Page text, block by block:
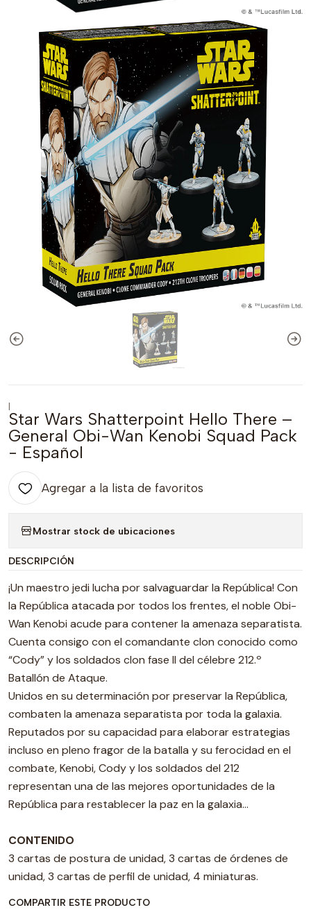
|
Star Wars Shatterpoint Hello There –
General Obi-Wan Kenobi Squad Pack
- Español
Agregar a la lista de favoritos
Mostrar stock de ubicaciones
DESCRIPCIÓN
¡Un maestro jedi lucha por salvaguardar la República! Con
la República atacada por todos los frentes, el noble Obi-
Wan Kenobi acude para contener la amenaza separatista.
Cuenta consigo con el comandante clon conocido como
“Cody” y los soldados clon fase II del célebre 212.º
Batallón de Ataque.
Unidos en su determinación por preservar la República,
combaten la amenaza separatista por toda la galaxia.
Reputados por su capacidad para elaborar estrategias
incluso en pleno fragor de la batalla y su ferocidad en el
combate, Kenobi, Cody y los soldados del 212
representan una de las mejores oportunidades de la
República para restablecer la paz en la galaxia…
CONTENIDO
3 cartas de postura de unidad, 3 cartas de órdenes de
unidad, 3 cartas de perfil de unidad, 4 miniaturas.
COMPARTIR ESTE PRODUCTO